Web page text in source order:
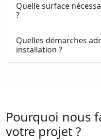
Quelle surface
?
Quelles démarches
installation ?
Pourquoi nous
votre projet ?